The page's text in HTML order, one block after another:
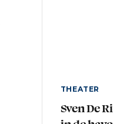
THEATER
Sven De